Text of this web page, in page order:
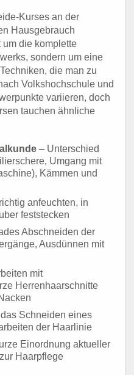
Kurses an der
Hausgebrauch
um die komplette
sondern um eine
die man zu
Volkshochschule und
variieren, doch
tauchen ähnliche
– Unterschied
Umgang mit
Kämmen und
anfeuchten, in
feststecken
Abschneiden der
Ausdünnen mit
mit
Herrenhaarschnitte
Schneiden eines
der Haarlinie
Einordnung aktueller
Haarpflege